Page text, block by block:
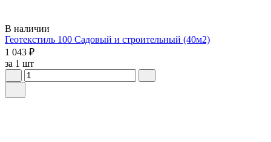
В наличии
Геотекстиль 100 Садовый и строительный (40м2)
1 043 ₽
за 1 шт